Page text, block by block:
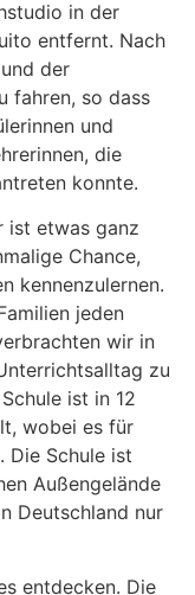
in der
entfernt. Nach
der
fahren, so dass
und
die
konnte.
ist etwas ganz
Chance,
kennenzulernen.
jeden
wir in
zu
ist in 12
wobei es für
Die Schule ist
Außengelände
Deutschland nur
entdecken. Die